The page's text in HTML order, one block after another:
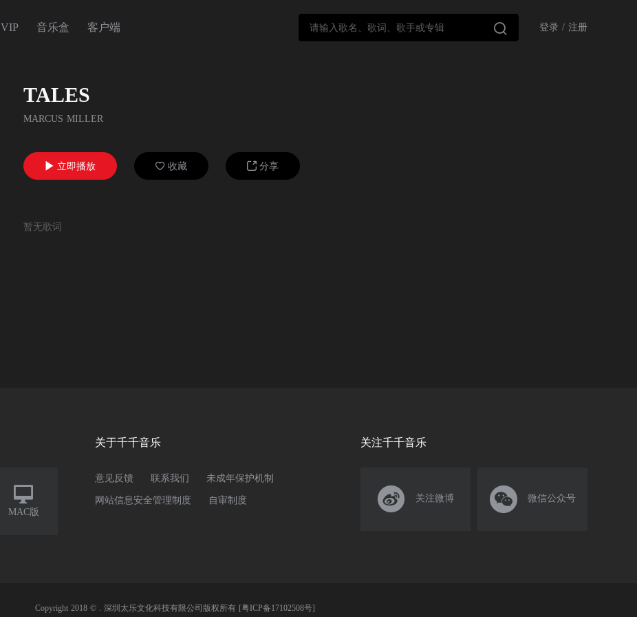
VIP 音乐盒 客户端  登录 / 注册
TALES
MARCUS MILLER
 立即播放  收藏  分享
暂无歌词

MAC版
关于千千音乐
意见反馈 联系我们 未成年保护机制
网站信息安全管理制度 自审制度
关注千千音乐
 关注微博  微信公众号
Copyright 2018 © . 深圳太乐文化科技有限公司版权所有 [粤ICP备17102508号]